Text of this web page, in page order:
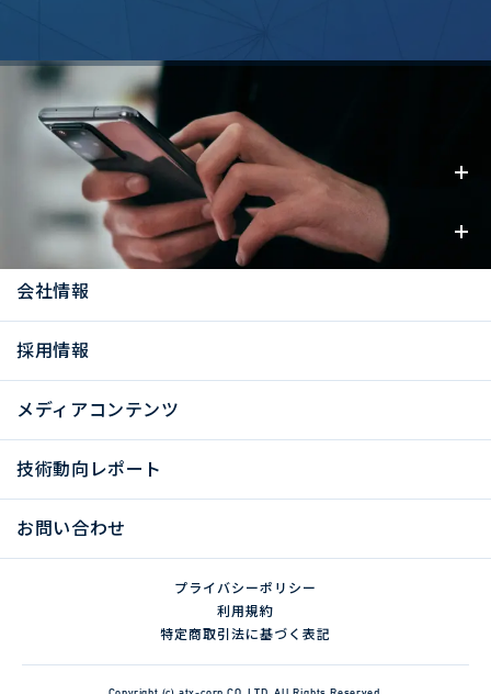
事業内容
お知らせ
会社情報
採用情報
メディアコンテンツ
技術動向レポート
お問い合わせ
プライバシーポリシー
利用規約
特定商取引法に基づく表記